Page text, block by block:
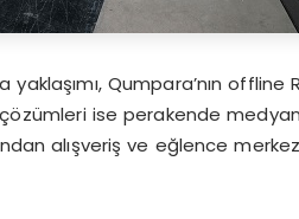
yaklaşımı, Qumpara’nın
ise perakende
alışveriş ve eğlence